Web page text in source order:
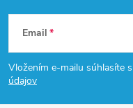
Z
á
p
Email
Vložením e-mailu súhlasíte s
údajov